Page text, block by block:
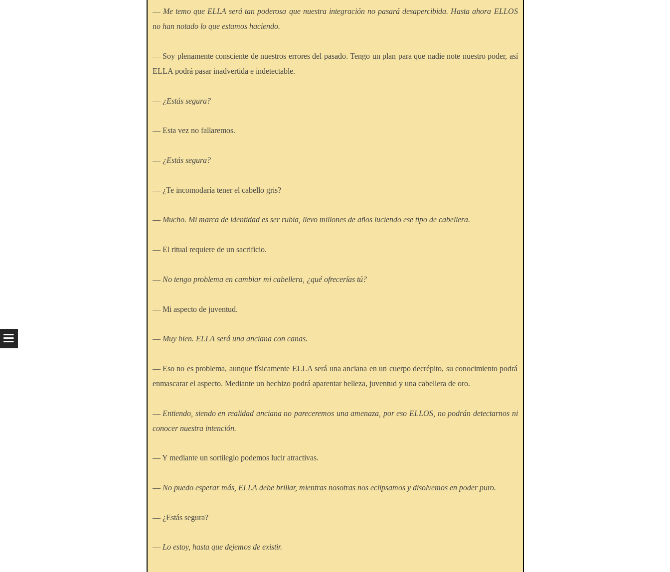
— Me temo que ELLA será tan poderosa que nuestra integración no pasará desapercibida. Hasta ahora ELLOS
no han notado lo que estamos haciendo.
— Soy plenamente consciente de nuestros errores del pasado. Tengo un plan para que nadie note nuestro poder, así
ELLA podrá pasar inadvertida e indetectable.
— ¿Estás segura?
— Esta vez no fallaremos.
— ¿Estás segura?
— ¿Te incomodaría tener el cabello gris?
— Mucho. Mi marca de identidad es ser rubia, llevo millones de años luciendo ese tipo de cabellera.
— El ritual requiere de un sacrificio.
— No tengo problema en cambiar mi cabellera, ¿qué ofrecerías tú?
— Mi aspecto de juventud.
— Muy bien. ELLA será una anciana con canas.
— Eso no es problema, aunque físicamente ELLA será una anciana en un cuerpo decrépito, su conocimiento podrá
enmascarar el aspecto. Mediante un hechizo podrá aparentar belleza, juventud y una cabellera de oro.
— Entiendo, siendo en realidad anciana no pareceremos una amenaza, por eso ELLOS, no podrán detectarnos ni
conocer nuestra intención.
— Y mediante un sortilegio podemos lucir atractivas.
— No puedo esperar más, ELLA debe brillar, mientras nosotras nos eclipsamos y disolvemos en poder puro.
— ¿Estás segura?
— Lo estoy, hasta que dejemos de existir.